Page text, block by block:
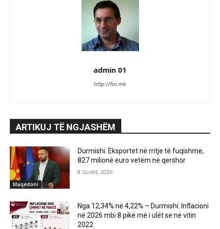
admin 01
http://fol.mk
ARTIKUJ TË NGJASHËM
Maqedoni
Durmishi: Eksportet në rritje të fuqishme,
827 milionë euro vetëm në qershor
8 Gusht, 2026
Nga 12,34% në 4,22% – Durmishi: Inflacioni
në 2026 mbi 8 pikë më i ulët se në vitin
2022